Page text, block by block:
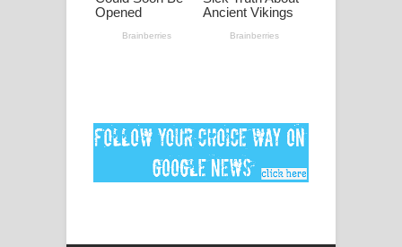
Ankeliya Song Lyrics - අංකෙළිය ගීතයේ
ගීතයේ පද පෙළ
MANAMALA KATHA Song Lyrics -